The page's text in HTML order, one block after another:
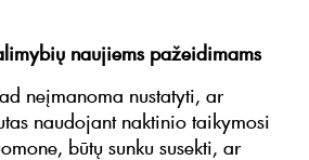
naujiems pažeidimams
neįmanoma nustatyti, ar
naudojant naktinio taikymosi
būtų sunku susekti, ar